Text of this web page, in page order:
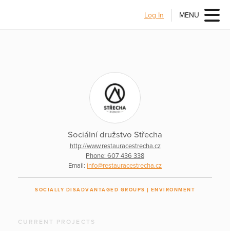
Log In MENU
Sociální družstvo Střecha
http://www.restauracestrecha.cz
Phone: 607 436 338
Email: info@restauracestrecha.cz
SOCIALLY DISADVANTAGED GROUPS ENVIRONMENT
CURRENT PROJECTS